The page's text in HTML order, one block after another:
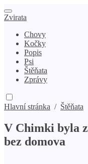
Zvirata
Chovy
Kočky
Popis
Psi
Štěňata
Zprávy
Hlavní stránka / Štěňata
V Chimki byla
bez domova